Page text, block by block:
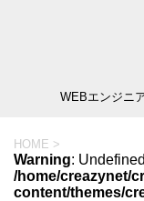
WEBエンジニ
HOME >
Warning:
/home/creazynet/
content/themes/